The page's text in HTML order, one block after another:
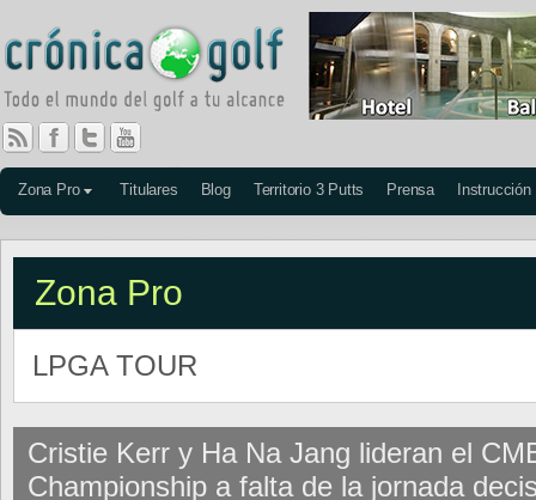
Zona Pro Titulares Blog Territorio 3 Putts Prensa Instrucción
Zona Pro
LPGA TOUR
Cristie Kerr y Ha Na Jang lideran el
Championship a falta de la jornada